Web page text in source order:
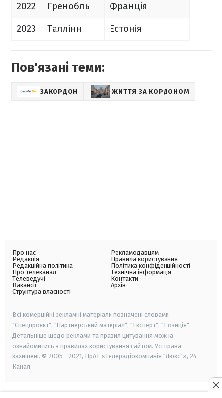
2022
Гренобль
Франція
2023
Таллінн Естонія
Пов'язані теми:
ЗАКОРДОН ЖИТТЯ ЗА КОРДОНОМ
Про нас
Редакція
Редакційна політика
Про телеканал
Телеведучі
Вакансії
Структура власності
Рекламодавцям
Правила користування
Політика конфіденційності
Технічна інформація
Контакти
Архів
Всі комерційні рекламні матеріали позначені словами
"Спецпроєкт", "Партнерський матеріал", "Експерт", "Позиція".
Детальніше щодо реклами та правил цитування можна
ознайомитись в правилах користування сайтом. Усі права
захищені. © 2005—2021, ПрАТ «Телерадіокомпанія "Люкс"», 24
Канал.